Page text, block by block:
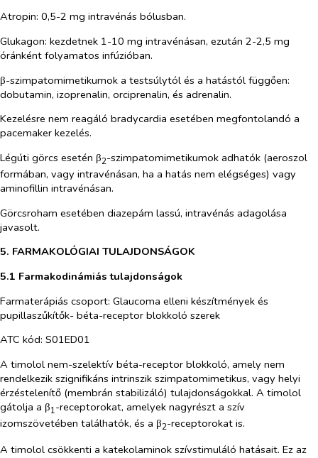
Atropin: 0,5-2 mg intravénás bólusban.
Glukagon: kezdetnek 1-10 mg intravénásan, ezután 2-2,5 mg
óránként folyamatos infúzióban.
β-szimpatomimetikumok a testsúlytól és a hatástól függően:
dobutamin, izoprenalin, orciprenalin, és adrenalin.
Kezelésre nem reagáló bradycardia esetében megfontolandó a
pacemaker kezelés.
Légúti görcs esetén β2-szimpatomimetikumok adhatók (aeroszol
formában, vagy intravénásan, ha a hatás nem elégséges) vagy
aminofillin intravénásan.
Görcsroham esetében diazepám lassú, intravénás adagolása
javasolt.
5. FARMAKOLÓGIAI TULAJDONSÁGOK
5.1 Farmakodinámiás tulajdonságok
Farmaterápiás csoport: Glaucoma elleni készítmények és
pupillaszűkítők- béta-receptor blokkoló szerek
ATC kód: S01ED01
A timolol nem-szelektív béta-receptor blokkoló, amely nem
rendelkezik szignifikáns intrinszik szimpatomimetikus, vagy helyi
érzéstelenítő (membrán stabilizáló) tulajdonságokkal. A timolol
gátolja a β1-receptorokat, amelyek nagyrészt a szív
izomszövetében találhatók, és a β2-receptorokat is.
A timolol csökkenti a katekolaminok szívstimuláló hatásait. Ez az